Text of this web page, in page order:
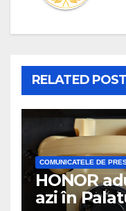
RELATED POST
COMUNICATELE DE
HONOR
azi în